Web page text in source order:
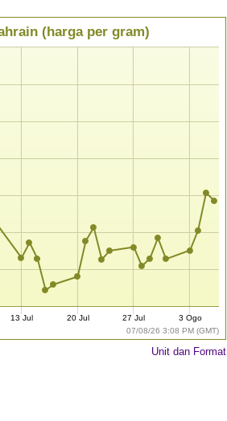
07/08/26 3:08 PM (GMT)
(harga per gram)
13 Jul 20 Jul 27 Jul 3 Ogo
Unit dan Format